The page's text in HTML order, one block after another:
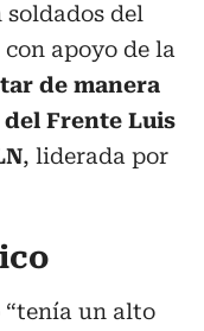
del
apoyo de la
de manera
Frente Luis
, liderada por
“tenía un alto